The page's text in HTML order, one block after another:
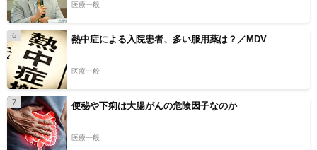
医療一般
6 熱中症による入院患者、多い服用薬は？／MDV
医療一般
7 便秘や下痢は大腸がんの危険因子なのか
医療一般